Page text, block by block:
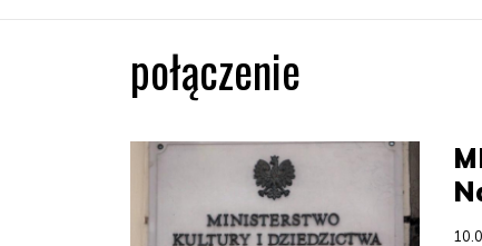
połączenie